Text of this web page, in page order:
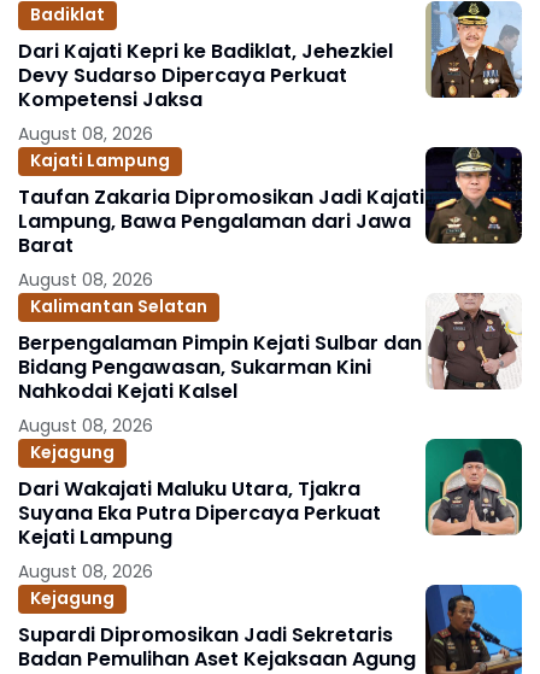
Badiklat
Dari Kajati Kepri ke Badiklat, Jehezkiel
Devy Sudarso Dipercaya Perkuat
Kompetensi Jaksa
August 08, 2026
Kajati Lampung
Taufan Zakaria Dipromosikan Jadi Kajati
Lampung, Bawa Pengalaman dari Jawa
Barat
August 08, 2026
Kalimantan Selatan
Berpengalaman Pimpin Kejati Sulbar dan
Bidang Pengawasan, Sukarman Kini
Nahkodai Kejati Kalsel
August 08, 2026
Kejagung
Dari Wakajati Maluku Utara, Tjakra
Suyana Eka Putra Dipercaya Perkuat
Kejati Lampung
August 08, 2026
Kejagung
Supardi Dipromosikan Jadi Sekretaris
Badan Pemulihan Aset Kejaksaan Agung